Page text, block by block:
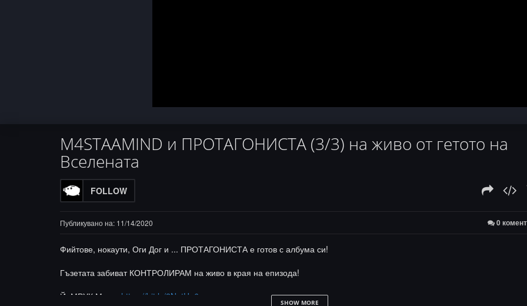
M4STAAMIND и ПРОТАГОНИСТА (3/3) на живо от гетото на
Вселената
FOLLOW
Публикувано на: 11/14/2020 0
Фийтове, нокаути, Оги Дог и ... ПРОТАГОНИСТА е готов с албума си!
Гъзетата забиват КОНТРОЛИРАМ на живо в края на епизода!
ЙоМРУК Мърч: https://bit.ly/2NptUu6
SHOW MORE